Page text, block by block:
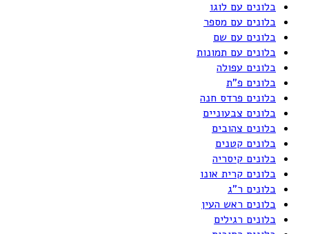
בלונים עם לוגו
בלונים עם מספר
בלונים עם שם
בלונים עם תמונות
בלונים עפולה
בלונים פ"ת
בלונים פרדס חנה
בלונים צבעוניים
בלונים צהובים
בלונים קטנים
בלונים קיסריה
בלונים קרית אונו
בלונים ר"ג
בלונים ראש העין
בלונים רגילים